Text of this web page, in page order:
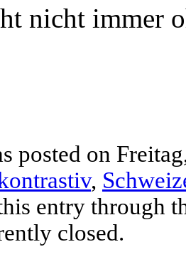
nicht immer
posted on
,
entry through
closed.